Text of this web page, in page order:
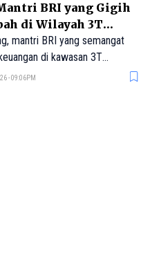
BRI yang Gigih
di Wilayah 3T
mantri BRI yang semangat
di kawasan 3T
dan Terluar) seperti
- 09:06PM